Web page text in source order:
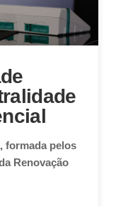
formada pelos
Renovação